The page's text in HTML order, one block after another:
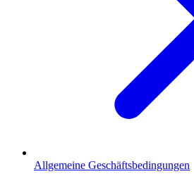
Allgemeine Geschäftsbedingungen